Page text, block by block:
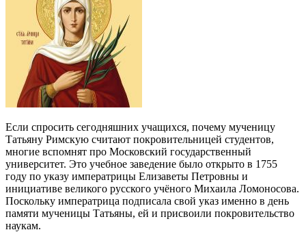
Если спросить сегодняшних учащихся, почему мученицу
Татьяну Римскую считают покровительницей студентов,
многие вспомнят про Московский государственный
университет. Это учебное заведение было открыто в 1755
году по указу императрицы Елизаветы Петровны и
инициативе великого русского учёного Михаила Ломоносова.
Поскольку императрица подписала свой указ именно в день
памяти мученицы Татьяны, ей и присвоили покровительство
наукам.